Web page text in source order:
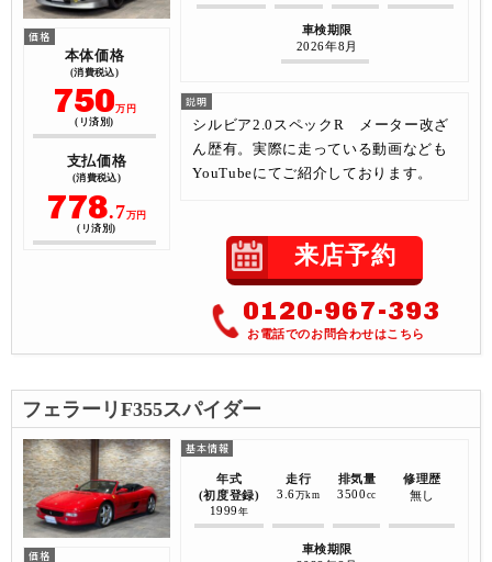
本体価格
(消費税込)
750万円
(リ済別)
支払価格
(消費税込)
778.7万円
(リ済別)
車検期限
2026年8月
シルビア2.0スペックR メーター改ざ
ん歴有。実際に走っている動画なども
YouTubeにてご紹介しております。
来店予約
0120-967-393
お電話でのお問合わせはこちら
フェラーリF355スパイダー
年式
(初度登録)
1999 年
走行
3.6万km
排気量
3500 cc
修理歴
無し
車検期限